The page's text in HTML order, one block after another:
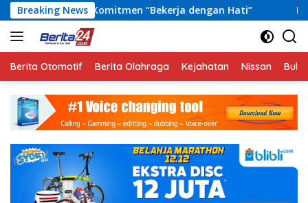
Langsung
ke
konten
Breaking News
Komitmen “Bekerja dengan Hati” Piala Soeratin 2026
Berita Otomotif Berita Olahraga Kejahatan Nissan